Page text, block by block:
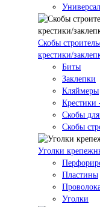
Скобы
крестики/
Биты
Заклепки
Кляймеры
Крестики
Скобы для
Скобы
Уголки
Пластины
Уголки